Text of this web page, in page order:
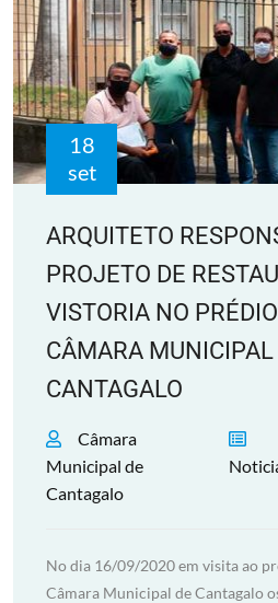
18
set
ARQUITETO
PROJETO DE
VISTORIA NO
CÂMARA MUNICIPAL
CANTAGALO
Câmara
Municipal de
Cantagalo
No dia 16/09/2020 em visita ao
Câmara Municipal de Cantagalo